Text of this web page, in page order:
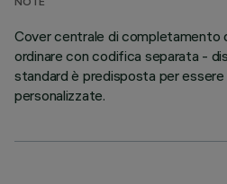
NOTE
Cover centrale di completamento
ordinare con codifica separata -
standard è predisposta per
personalizzate.